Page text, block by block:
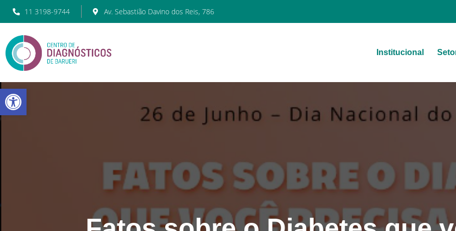
11 3198-9744 Av. Sebastião Davino dos Reis, 786
Institucional
Barra de Ferramentas Aberta